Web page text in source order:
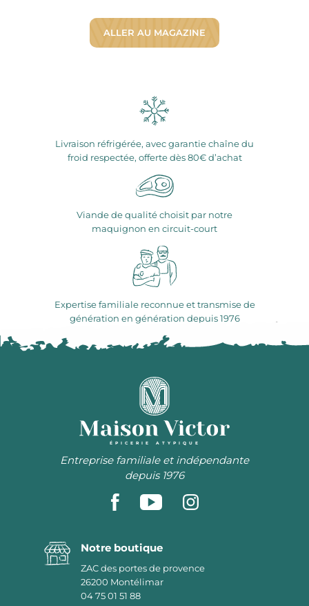
ALLER AU MAGAZINE
Livraison réfrigérée, avec garantie chaîne du
froid respectée, offerte dès 80€ d’achat
Viande de qualité choisit par notre
maquignon en circuit-court
Expertise familiale reconnue et transmise de
génération en génération depuis 1976
ÉPICERIE ATYPIQUE
Entreprise familiale et indépendante
depuis 1976
Notre boutique
ZAC des portes de provence
26200 Montélimar
04 75 01 51 88